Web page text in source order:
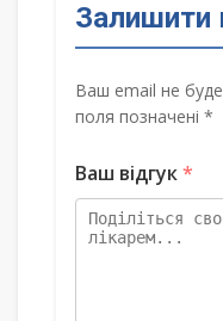
Залишити
Ваш email не
поля позначені *
Ваш відгук*